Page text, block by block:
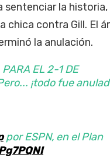
sentenciar la historia,
chica contra Gill. El
la anulación.
PARA EL 2-1 DE
¡todo fue
por ESPN, en el Plan